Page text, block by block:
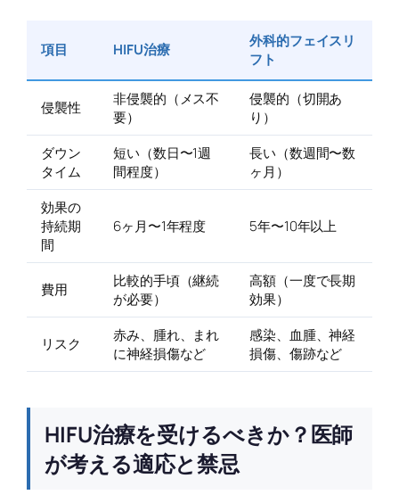
項目 HIFU治療
外科的フェイスリ
フト
侵襲性
非侵襲的（メス不
要）
侵襲的（切開あ
り）
ダウン
タイム
短い（数日〜1週
間程度）
長い（数週間〜数
ヶ月）
効果の
持続期
間
6ヶ月〜1年程度 5年〜10年以上
費用
比較的手頃（継続
が必要）
高額（一度で長期
効果）
リスク
赤み、腫れ、まれ
に神経損傷など
感染、血腫、神経
損傷、傷跡など
HIFU治療を受けるべきか？医師
が考える適応と禁忌